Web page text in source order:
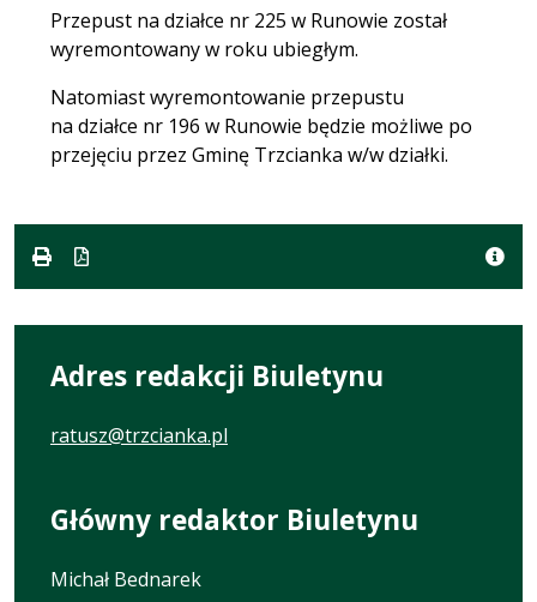
Przepust na działce nr 225 w Runowie został
wyremontowany w roku ubiegłym.
Natomiast wyremontowanie przepustu
na działce nr 196 w Runowie będzie możliwe po
przejęciu przez Gminę Trzcianka w/w działki.
Adres redakcji Biuletynu
ratusz@trzcianka.pl
Główny redaktor Biuletynu
Michał Bednarek